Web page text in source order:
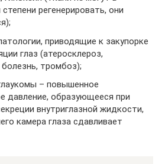
регенерировать, они
приводящие к закупорке
глаз (атеросклероз,
тромбоз);
– повышенное
давление, образующееся при
внутриглазной жидкости,
камера глаза сдавливает